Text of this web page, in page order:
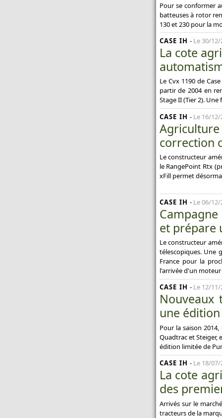
Pour se conformer
batteuses à rotor
130 et 230 pour la
CASE IH - Le 30/12/
La cote
Le Cvx 1190 de
partir de 2004 en
Stage II (Tier 2).
CASE IH - Le 16/12/
correction
Le constructeur
le RangePoint Rtx
xFill permet
CASE IH - Le 06/12/
et prépare
Le constructeur
télescopiques. Une
France pour la
l'arrivée d'un moteur
CASE IH - Le 12/11/
Nouveaux
une
Pour la saison
Quadtrac et Steiger,
édition limitée de
CASE IH - Le 18/07/
La cote
des
Arrivés sur le
tracteurs de la